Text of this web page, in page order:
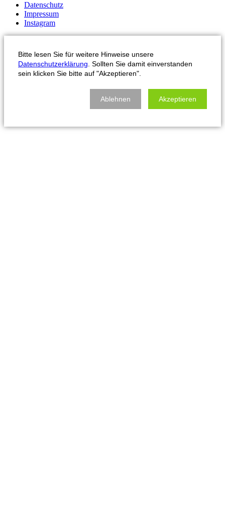
Datenschutz
Impressum
Instagram
Bitte lesen Sie für weitere Hinweise unsere
Datenschutzerklärung . Sollten Sie damit einverstanden
sein klicken Sie bitte auf "Akzeptieren".
Ablehnen Akzeptieren